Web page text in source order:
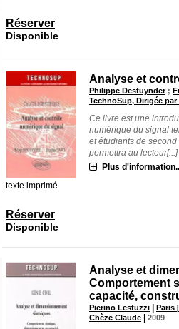
Réserver
Disponible
texte imprimé
Analyse et
Philippe Destuynder;
TechnoSup, Dirigée
Ce livre est une
numérique du signal
et étudiants de
permettra au lecteur[...]
Plus
Réserver
Disponible
Analyse et
Comportement
capacité,
Pierino Lestuzzi |Paris
Chèze Claude |2009